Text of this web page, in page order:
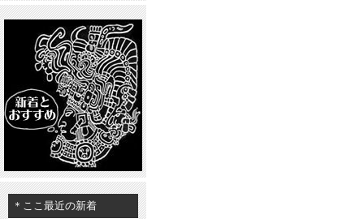
＊ここ最近の新着